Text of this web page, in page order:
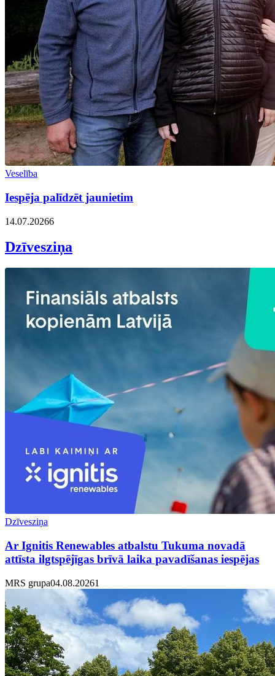
Veselība
Iespēja palīdzēt jaunietim
14.07.20266
Dzīvesziņa
Dzīvesziņa
Ar Ignitis Renewables atbalstu Tukuma novadā
attīsta ilgtspējīgas brīvā laika pavadīšanas iespējas
MRS grupa04.08.20261